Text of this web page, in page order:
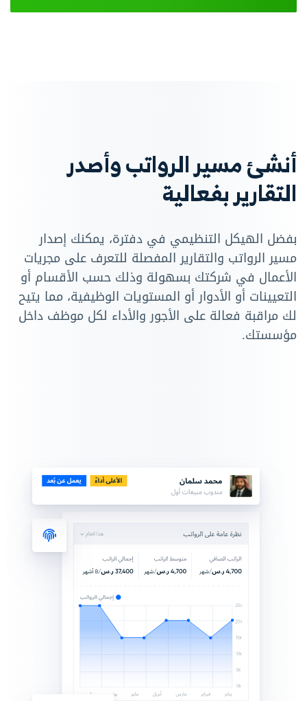
أنشئ مسير الرواتب وأصدر
التقارير بفعالية
بفضل الهيكل التنظيمي في دفترة، يمكنك إصدار
مسير الرواتب والتقارير المفصلة للتعرف على مجريات
الأعمال في شركتك بسهولة وذلك حسب الأقسام أو
التعيينات أو الأدوار أو المستويات الوظيفية، مما يتيح
لك مراقبة فعالة على الأجور والأداء لكل موظف داخل
مؤسستك.